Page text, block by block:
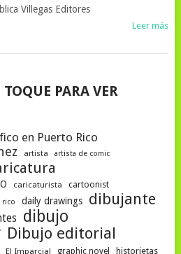
Villegas Editores
Leer más
PARA VER
en Puerto Rico
artista artista de comic
caricaturista cartoonist
rico daily drawings dibujante
dibujo
Dibujo editorial
El Imparcial graphic novel historietas